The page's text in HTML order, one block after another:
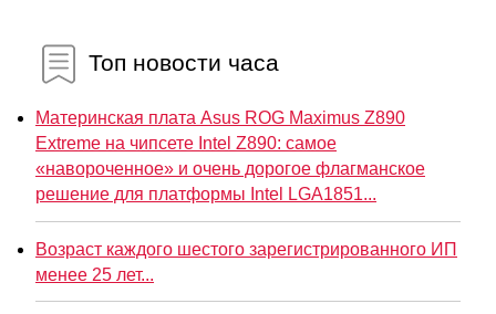
Топ новости часа
Материнская плата Asus ROG Maximus Z890
Extreme на чипсете Intel Z890: самое
«навороченное» и очень дорогое флагманское
решение для платформы Intel LGA1851...
Возраст каждого шестого зарегистрированного ИП
менее 25 лет...